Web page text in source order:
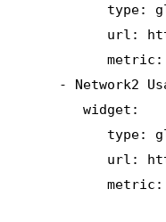
type:
url:
metric:
- Network2
       widget:
type:
url:
metric: